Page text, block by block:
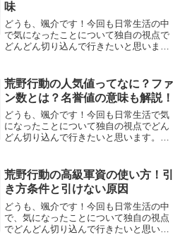
味
どうも、颯介です！今回も日常生活の中
で気になったことについて独自の視点で
どんどん切り込んで行きたいと思いま
オンラインゲーム『荒野行動』の新機能
『スプレー』についてです。荒...
荒野行動の人気値ってなに？ファ
ン数とは？名誉値の意味も解説！
どうも、颯介です！今回も日常生活で気
になったことについて独自の視点でどん
どん切り込んで行きたいと思います。そ
気のあるバトルロワイヤルのオンライン
ゲーム『荒野行動』の用語の...
荒野行動の高級軍資の使い方！引
き方条件と引けない原因
どうも、颯介です！今回も日常生活の中
で、気になったことについて独自の視点
でどんどん切り込んで行きたいと思いま